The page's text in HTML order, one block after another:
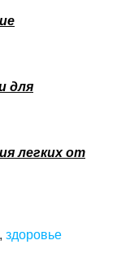
для
легких от
, здоровье